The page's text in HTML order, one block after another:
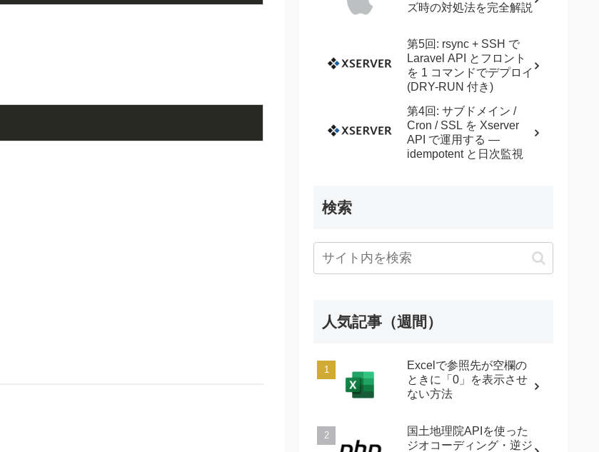
ズ時の対処法を完全解説
第5回: rsync + SSH で
Laravel API とフロント
を 1 コマンドでデプロイ
(DRY-RUN 付き)
第4回: サブドメイン /
Cron / SSL を Xserver
API で運用する —
idempotent と日次監視
検索
人気記事（週間）
Excelで参照先が空欄の
ときに「0」を表示させ
ない方法
国土地理院APIを使った
ジオコーディング・逆ジ